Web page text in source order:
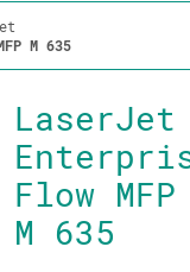
M 635
LaserJet
Flow MFP
M 635